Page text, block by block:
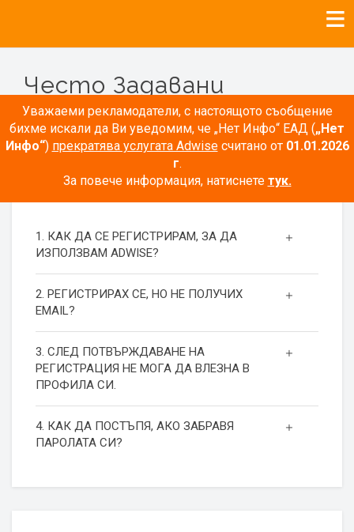
Уважаеми рекламодатели, с настоящото съобщение
бихме искали да Ви уведомим, че „Нет Инфо“ ЕАД („Нет
Инфо“) прекратява услугата Adwiseсчитано от 01.01.2026
г.
За повече информация, натиснете тук.
Често Задавани
Въпроси
РЕГИСТРАЦИЯ
1. КАК ДА СЕ РЕГИСТРИРАМ, ЗА ДА
ИЗПОЛЗВАМ ADWISE?
2. РЕГИСТРИРАХ СЕ, НО НЕ ПОЛУЧИХ
EMAIL?
3. СЛЕД ПОТВЪРЖДАВАНЕ НА
РЕГИСТРАЦИЯ НЕ МОГА ДА ВЛЕЗНА В
ПРОФИЛА СИ.
4. КАК ДА ПОСТЪПЯ, АКО ЗАБРАВЯ
ПАРОЛАТА СИ?